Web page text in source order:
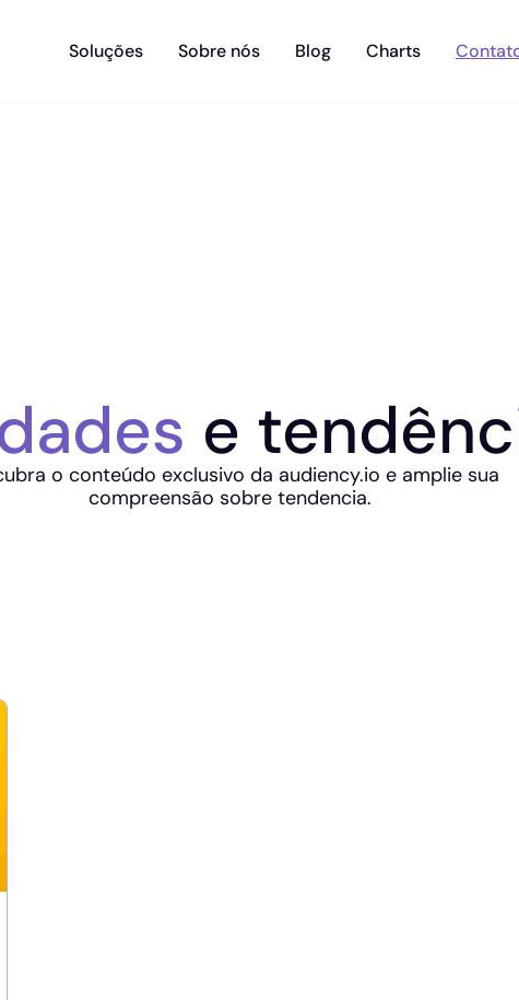
Soluções Sobre nós Blog Charts
e
o conteúdo exclusivo da audiency.io e amplie sua
compreensão sobre tendencia.